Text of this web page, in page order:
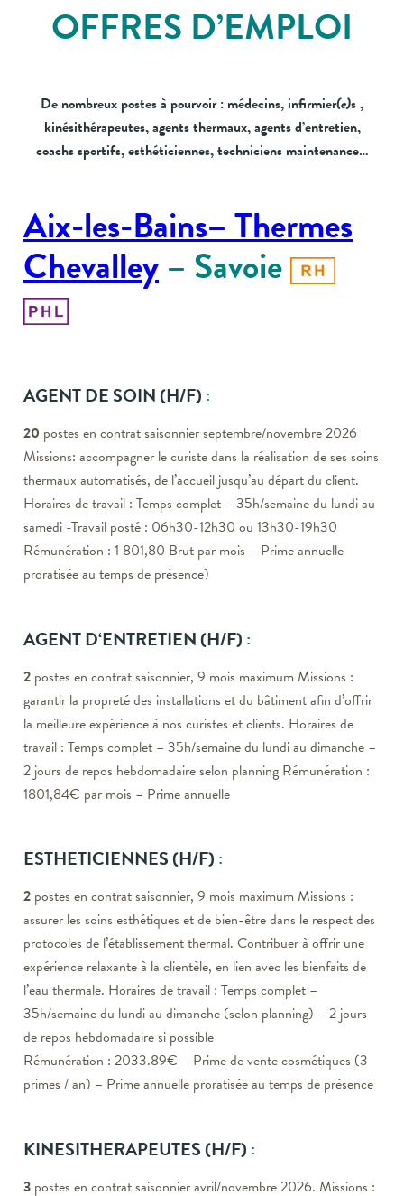
OFFRES D’EMPLOI
De nombreux postes à pourvoir : médecins, infirmier(e)s,
kinésithérapeutes, agents thermaux, agents d’entretien,
coachs sportifs, esthéticiennes, techniciens maintenance…
Aix-les-Bains– Thermes
Chevalley– Savoie
AGENT DE SOIN(H/F) :
20 postes en contrat saisonnier septembre/novembre 2026
Missions: accompagner le curiste dans la réalisation de ses soins
thermaux automatisés, de l’accueil jusqu’au départ du client.
Horaires de travail : Temps complet – 35h/semaine du lundi au
samedi -Travail posté : 06h30-12h30 ou 13h30-19h30
Rémunération : 1 801,80 Brut par mois – Prime annuelle
proratisée au temps de présence)
AGENT D‘ENTRETIEN(H/F) :
2 postes en contrat saisonnier, 9 mois maximum Missions :
garantir la propreté des installations et du bâtiment afin d’offrir
la meilleure expérience à nos curistes et clients. Horaires de
travail : Temps complet – 35h/semaine du lundi au dimanche –
2 jours de repos hebdomadaire selon planning Rémunération :
1801,84€ par mois – Prime annuelle
ESTHETICIENNES(H/F) :
2 postes en contrat saisonnier, 9 mois maximum Missions :
assurer les soins esthétiques et de bien-être dans le respect des
protocoles de l’établissement thermal. Contribuer à offrir une
expérience relaxante à la clientèle, en lien avec les bienfaits de
l’eau thermale. Horaires de travail : Temps complet –
35h/semaine du lundi au dimanche (selon planning) – 2 jours
de repos hebdomadaire si possible
Rémunération : 2033.89€ – Prime de vente cosmétiques (3
primes / an) – Prime annuelle proratisée au temps de présence
KINESITHERAPEUTES(H/F) :
3 postes en contrat saisonnier avril/novembre 2026. Missions :